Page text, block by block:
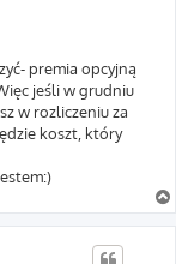
premia opcyjną
jeśli w grudniu
w rozliczeniu za
koszt, który